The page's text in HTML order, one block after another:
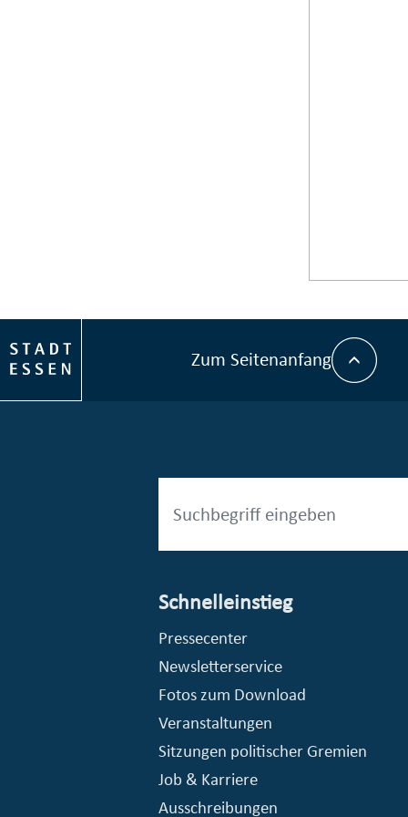
Zum Seitenanfang
Schnelleinstieg
Pressecenter
Newsletterservice
Fotos zum Download
Veranstaltungen
Sitzungen politischer Gremien
Job & Karriere
Ausschreibungen
© Essener Versorgungs- und Verkehrsgesellschaft mbH (EVV)